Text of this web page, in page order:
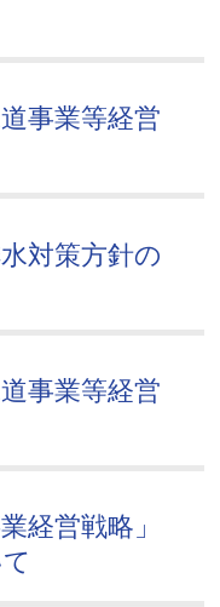
事業等経営
対策方針の
事業等経営
経営戦略」